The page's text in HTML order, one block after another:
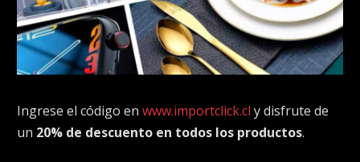
Ingrese el código en www.importclick.cl y disfrute de
un 20% de descuento en todos los productos.